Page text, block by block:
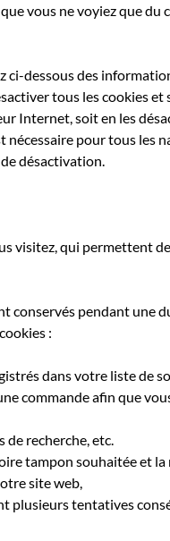
vous ne voyiez que
ci-dessous des
tous les cookies et
Internet, soit en les
pour tous les
désactivation.
visitez, qui permettent
pendant une
:
dans votre liste de
commande afin que
recherche, etc.
tampon souhaitée et la
site web,
plusieurs tentatives